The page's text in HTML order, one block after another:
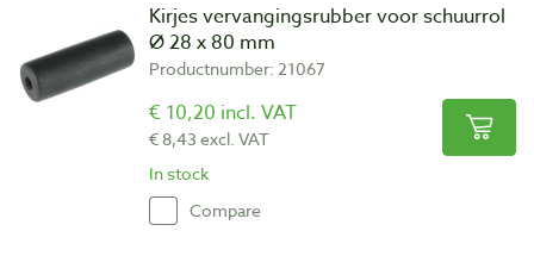
Kirjes vervangingsrubber voor schuurrol
Ø 28 x 80 mm
Productnumber: 21067
€ 10,20 incl. VAT
€ 8,43 excl. VAT
In stock
Compare